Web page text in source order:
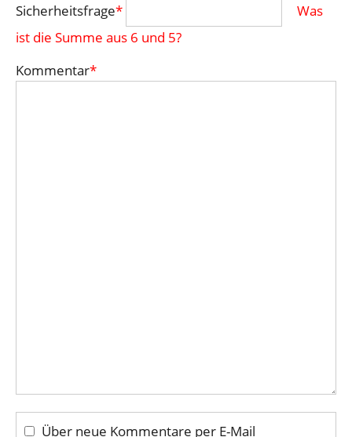
Sicherheitsfrage*
Was
ist die Summe aus 6 und 5?
Kommentar*
Über neue Kommentare per E-Mail